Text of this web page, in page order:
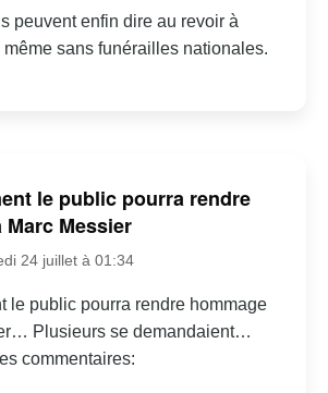
peuvent enfin dire au revoir à
même sans funérailles nationales.
le public pourra rendre
Marc Messier
24 juillet à 01:34
le public pourra rendre hommage
Plusieurs se demandaient…
commentaires: